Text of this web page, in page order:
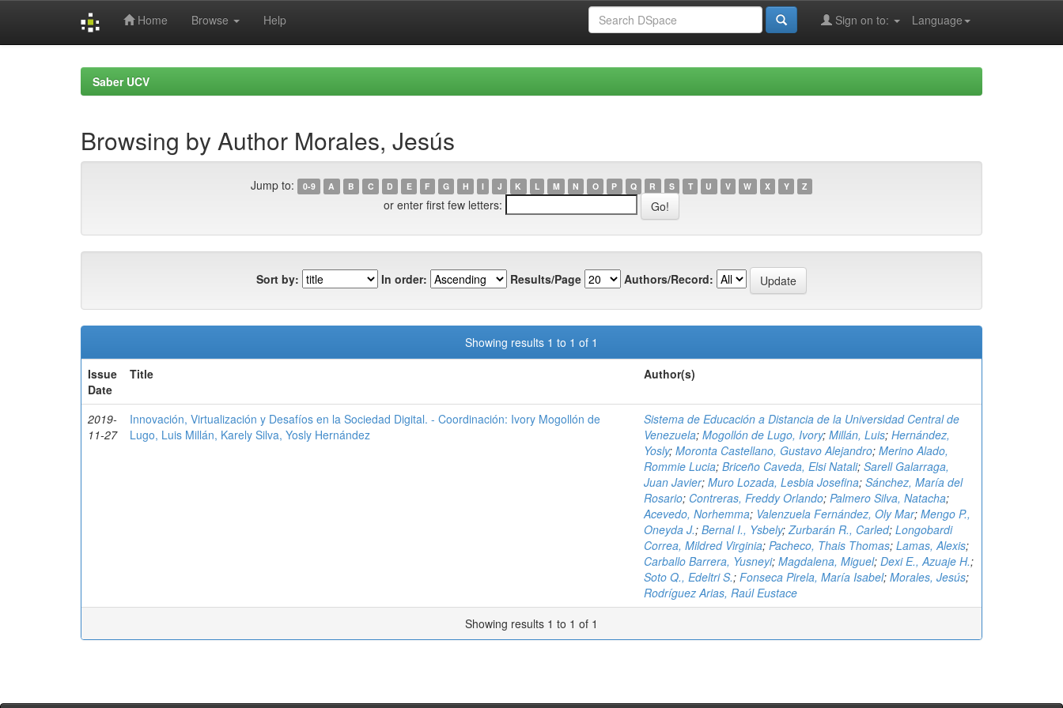
Home Browse Help Language
Sign on to:
Saber UCV
Browsing by Author Morales, Jesús
Jump to: 0-9 A B C D E F G H I J K L M N O P Q R S T U V W X Y Z
or enter first few letters:
Sort by: In order: Results/Page Authors/Record:
Showing results 1 to 1 of 1
Issue
Date
Title Author(s)
2019-
11-27
Innovación, Virtualización y Desafíos en la Sociedad Digital. - Coordinación: Ivory Mogollón de
Lugo, Luis Millán, Karely Silva, Yosly Hernández
Sistema de Educación a Distancia de la Universidad Central de
Venezuela; Mogollón de Lugo, Ivory; Millán, Luis; Hernández,
Yosly; Moronta Castellano, Gustavo Alejandro; Merino Alado,
Rommie Lucia; Briceño Caveda, Elsi Natali; Sarell Galarraga,
Juan Javier; Muro Lozada, Lesbia Josefina; Sánchez, María del
Rosario; Contreras, Freddy Orlando; Palmero Silva, Natacha;
Acevedo, Norhemma; Valenzuela Fernández, Oly Mar; Mengo P.,
Oneyda J.; Bernal I., Ysbely;Zurbarán R., Carled; Longobardi
Correa, Mildred Virginia; Pacheco, Thais Thomas; Lamas, Alexis;
Carballo Barrera, Yusneyi; Magdalena, Miguel; Dexi E., Azuaje H.;
Soto Q., Edeltri S.; Fonseca Pirela, María Isabel; Morales, Jesús;
Rodríguez Arias, Raúl Eustace
Showing results 1 to 1 of 1